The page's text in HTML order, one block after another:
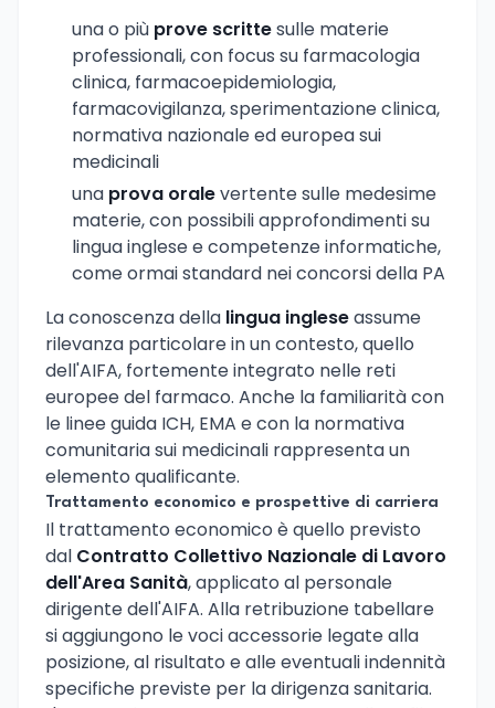
una o più prove scrittesulle materie
professionali, con focus su farmacologia
clinica, farmacoepidemiologia,
farmacovigilanza, sperimentazione clinica,
normativa nazionale ed europea sui
medicinali
una prova oralevertente sulle medesime
materie, con possibili approfondimenti su
lingua inglese e competenze informatiche,
come ormai standard nei concorsi della PA
La conoscenza della lingua ingleseassume
rilevanza particolare in un contesto, quello
dell'AIFA, fortemente integrato nelle reti
europee del farmaco. Anche la familiarità con
le linee guida ICH, EMA e con la normativa
comunitaria sui medicinali rappresenta un
elemento qualificante.
Trattamento economico e prospettive di carriera
Il trattamento economico è quello previsto
dal Contratto Collettivo Nazionale di Lavoro
dell'Area Sanità, applicato al personale
dirigente dell'AIFA. Alla retribuzione tabellare
si aggiungono le voci accessorie legate alla
posizione, al risultato e alle eventuali indennità
specifiche previste per la dirigenza sanitaria.